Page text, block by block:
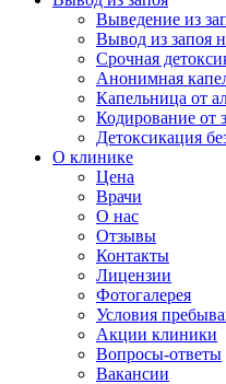
Выведение из
Вывод из запоя
Срочная
Анонимная
Капельница от
Кодирование от
Детоксикация
О клинике
Цена
Врачи
О нас
Отзывы
Контакты
Лицензии
Фотогалерея
Условия
Акции клиники
Вопросы-ответы
Вакансии